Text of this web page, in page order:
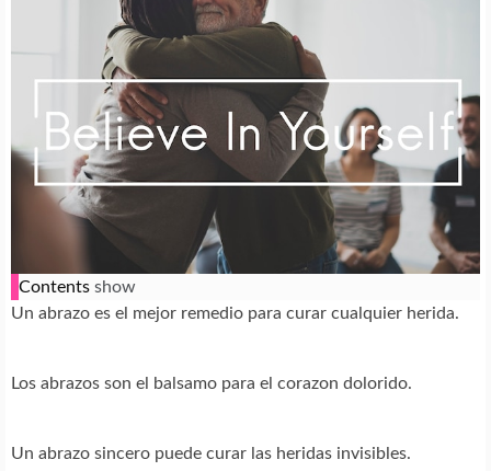
Contents show
Un abrazo es el mejor remedio para curar cualquier herida.
Los abrazos son el balsamo para el corazon dolorido.
Un abrazo sincero puede curar las heridas invisibles.